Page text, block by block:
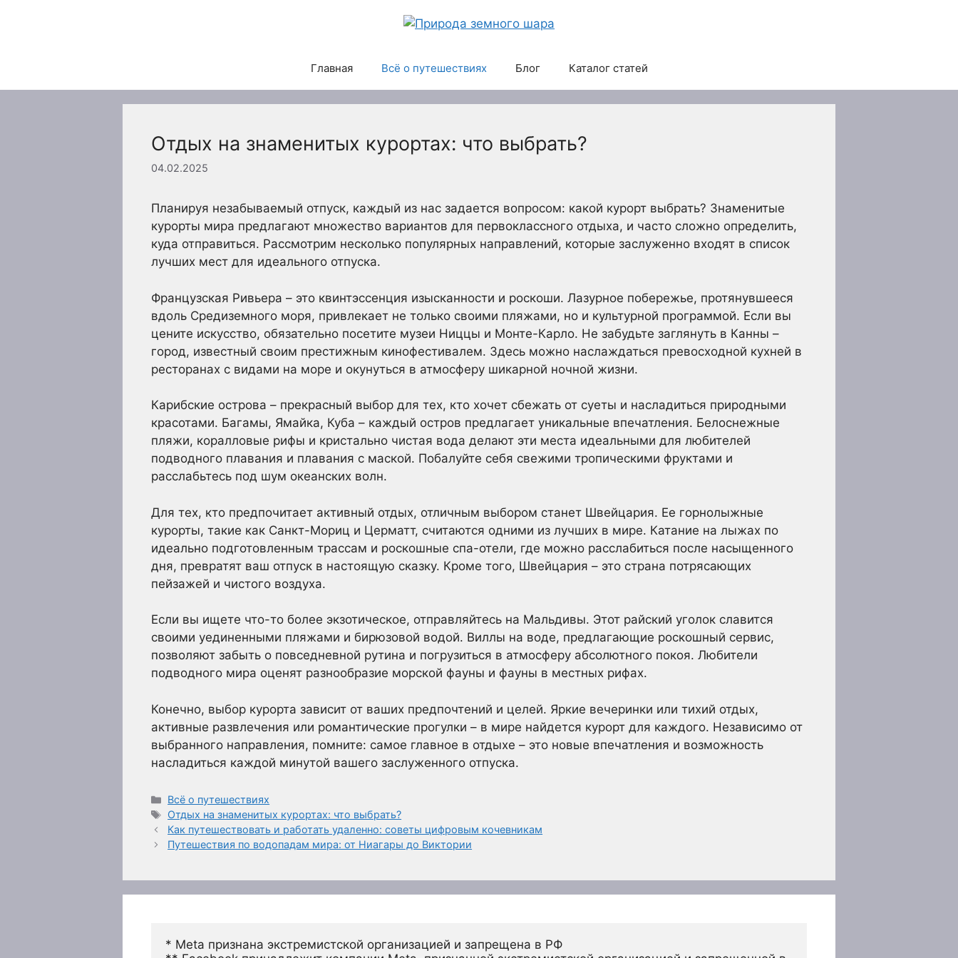
Главная Всё о путешествиях Блог Каталог статей
Отдых на знаменитых курортах: что выбрать?
04.02.2025
Планируя незабываемый отпуск, каждый из нас задается вопросом: какой курорт выбрать? Знаменитые
курорты мира предлагают множество вариантов для первоклассного отдыха, и часто сложно определить,
куда отправиться. Рассмотрим несколько популярных направлений, которые заслуженно входят в список
лучших мест для идеального отпуска.
Французская Ривьера – это квинтэссенция изысканности и роскоши. Лазурное побережье, протянувшееся
вдоль Средиземного моря, привлекает не только своими пляжами, но и культурной программой. Если вы
цените искусство, обязательно посетите музеи Ниццы и Монте-Карло. Не забудьте заглянуть в Канны –
город, известный своим престижным кинофестивалем. Здесь можно наслаждаться превосходной кухней в
ресторанах с видами на море и окунуться в атмосферу шикарной ночной жизни.
Карибские острова – прекрасный выбор для тех, кто хочет сбежать от суеты и насладиться природными
красотами. Багамы, Ямайка, Куба – каждый остров предлагает уникальные впечатления. Белоснежные
пляжи, коралловые рифы и кристально чистая вода делают эти места идеальными для любителей
подводного плавания и плавания с маской. Побалуйте себя свежими тропическими фруктами и
расслабьтесь под шум океанских волн.
Для тех, кто предпочитает активный отдых, отличным выбором станет Швейцария. Ее горнолыжные
курорты, такие как Санкт-Мориц и Церматт, считаются одними из лучших в мире. Катание на лыжах по
идеально подготовленным трассам и роскошные спа-отели, где можно расслабиться после насыщенного
дня, превратят ваш отпуск в настоящую сказку. Кроме того, Швейцария – это страна потрясающих
пейзажей и чистого воздуха.
Если вы ищете что-то более экзотическое, отправляйтесь на Мальдивы. Этот райский уголок славится
своими уединенными пляжами и бирюзовой водой. Виллы на воде, предлагающие роскошный сервис,
позволяют забыть о повседневной рутина и погрузиться в атмосферу абсолютного покоя. Любители
подводного мира оценят разнообразие морской фауны и фауны в местных рифах.
Конечно, выбор курорта зависит от ваших предпочтений и целей. Яркие вечеринки или тихий отдых,
активные развлечения или романтические прогулки – в мире найдется курорт для каждого. Независимо от
выбранного направления, помните: самое главное в отдыхе – это новые впечатления и возможность
насладиться каждой минутой вашего заслуженного отпуска.
Рубрики
Всё о путешествиях
Метки
Отдых на знаменитых курортах: что выбрать?
Как путешествовать и работать удаленно: советы цифровым кочевникам
Путешествия по водопадам мира: от Ниагары до Виктории
* Meta признана экстремистской организацией и запрещена в РФ